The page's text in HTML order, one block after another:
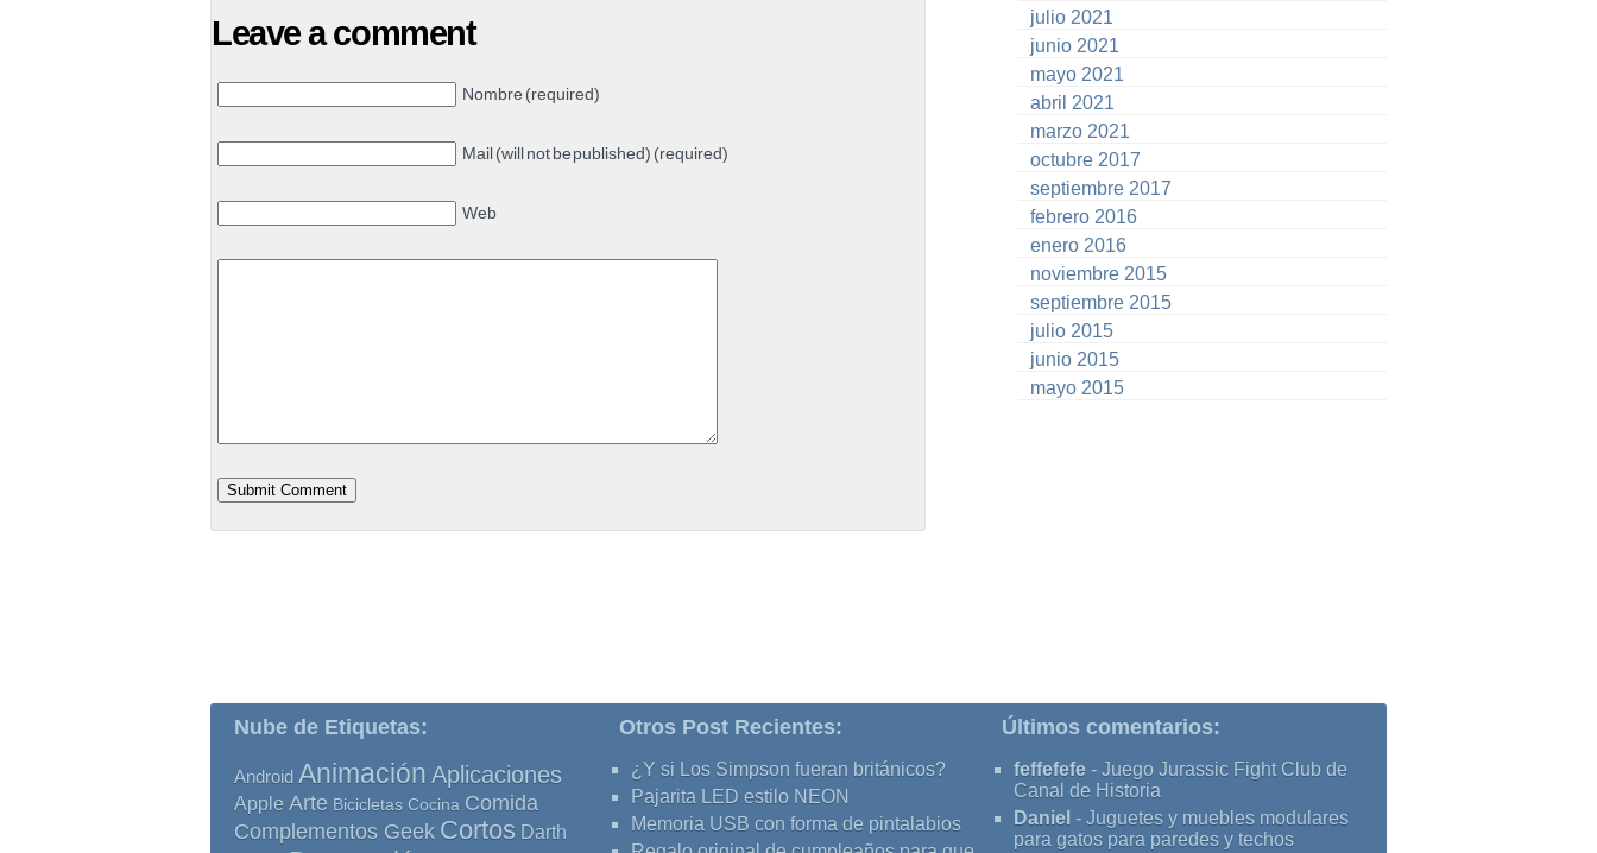
Leave a comment
Nombre (required)
Mail (will not be published) (required)
Web
julio 2021
junio 2021
mayo 2021
abril 2021
marzo 2021
octubre 2017
septiembre 2017
febrero 2016
enero 2016
noviembre 2015
septiembre 2015
julio 2015
junio 2015
mayo 2015
Nube de Etiquetas:
Android Animación Aplicaciones
Apple Arte Bicicletas Cocina Comida
Complementos Geek Cortos Darth
Otros Post Recientes:
¿Y si Los Simpson fueran británicos?
Pajarita LED estilo NEON
Memoria USB con forma de pintalabios
Últimos comentarios:
feffefefe - Juego Jurassic Fight Club de
Canal de Historia
Daniel - Juguetes y muebles modulares
para gatos para paredes y techos